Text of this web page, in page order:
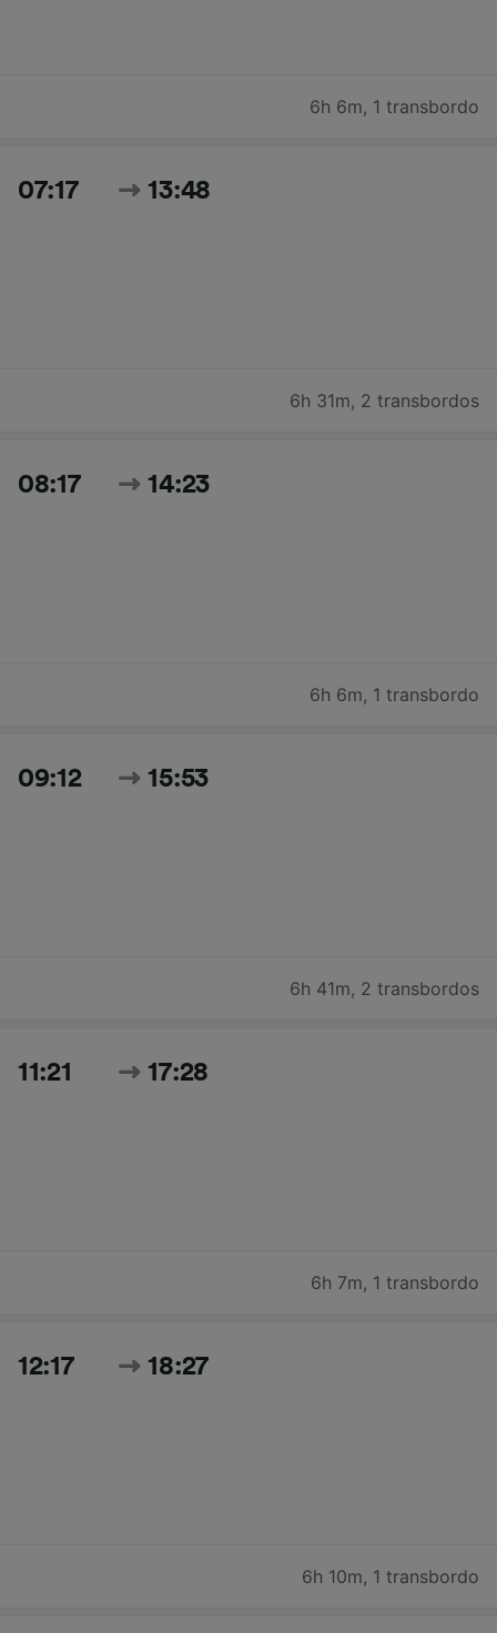
6h 6m, 1 transbordo
07:17 13:48
6h 31m, 2 transbordos
08:17 14:23
6h 6m, 1 transbordo
09:12 15:53
6h 41m, 2 transbordos
11:21 17:28
6h 7m, 1 transbordo
12:17 18:27
6h 10m, 1 transbordo